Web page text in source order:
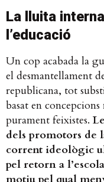
La lluita
l’educació
Un cop acabada la
el desmantellament
republicana, tot
basat en concepcions
purament feixistes.
dels promotors de
corrent ideològic
pel retorn a